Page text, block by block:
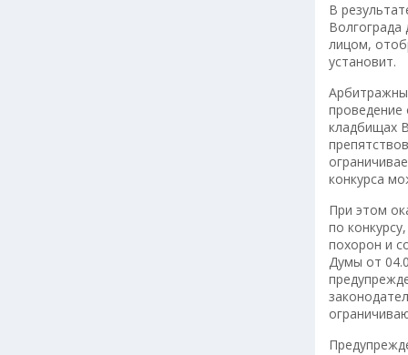
В
лицом,
установит.
проведение
кладбищах
конкурса
При этом
по
похорон и
Думы от